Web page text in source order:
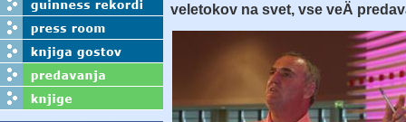
veletokov na svet, vse veÄ